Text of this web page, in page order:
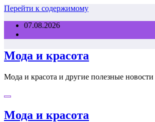
Перейти к содержимому
07.08.2026
Мода и красота
Мода и красота и другие полезные новости
Мода и красота